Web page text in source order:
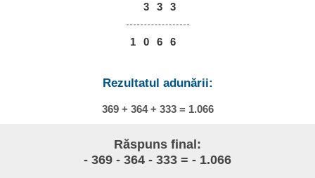
3
3 3
1 0 6 6
Rezultatul adunării:
369 + 364 + 333 = 1.066
Răspuns final:
- 369 - 364 - 333 = - 1.066